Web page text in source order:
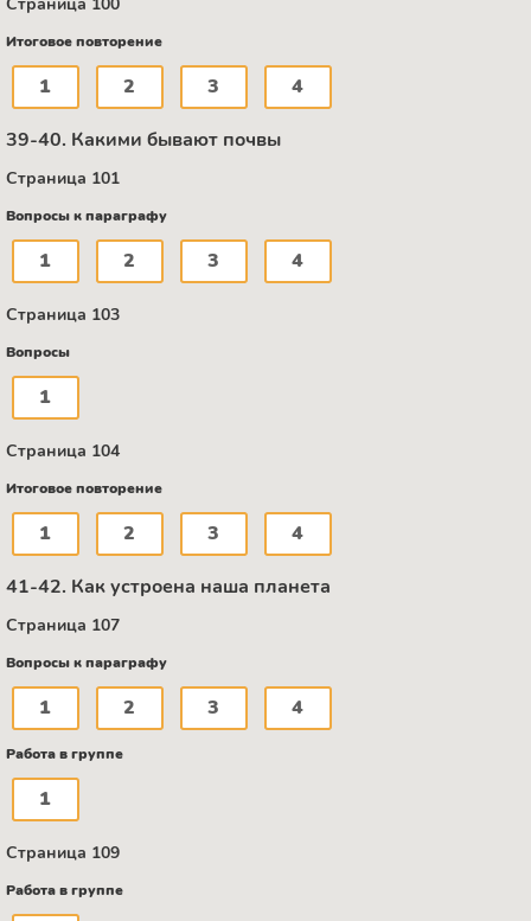
Страница 100
Итоговое повторение
1 2 3 4
39-40. Какими бывают почвы
Страница 101
Вопросы к параграфу
1 2 3 4
Страница 103
Вопросы
1
Страница 104
Итоговое повторение
1 2 3 4
41-42. Как устроена наша планета
Страница 107
Вопросы к параграфу
1 2 3 4
Работа в группе
1
Страница 109
Работа в группе